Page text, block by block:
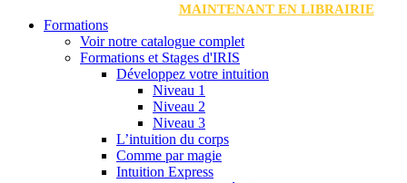
MAINTENANT EN LIBRAIRIE
Formations
Voir notre catalogue complet
Formations et Stages d'IRIS
Développez votre intuition
Niveau 1
Niveau 2
Niveau 3
L’intuition du corps
Comme par magie
Intuition Express